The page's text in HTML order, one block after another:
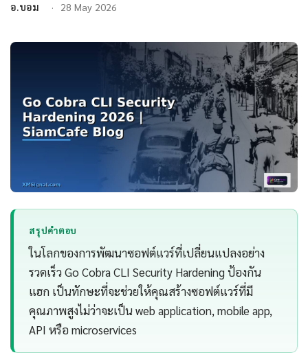
อ.บอม 28 May 2026
สรุปคำตอบ
ในโลกของการพัฒนาซอฟต์แวร์ที่เปลี่ยนแปลงอย่าง
รวดเร็ว Go Cobra CLI Security Hardening ป้องกัน
แฮก เป็นทักษะที่จะช่วยให้คุณสร้างซอฟต์แวร์ที่มี
คุณภาพสูงไม่ว่าจะเป็น web application, mobile app,
API หรือ microservices